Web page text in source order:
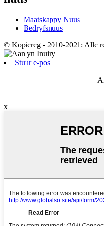
Maatskappy Nuus
Bedryfsnuus
© Kopiereg - 2010-2021: Alle
Stuur e-pos
x